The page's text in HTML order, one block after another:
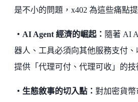
是不小的問題，x402 為這些痛點
・AI Agent 經濟的崛起： 隨著 AI
器人、工具必須向其他服務支付
提供「代理可付、代理可收」的技
・生態敘事的切入點： 對加密貨幣